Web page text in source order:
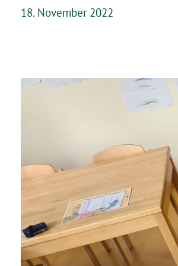
18. November 2022